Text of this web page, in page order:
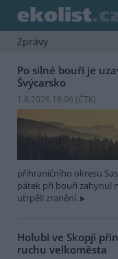
Zprávy
Po silné bouři je
Švýcarsko
1.8.2026 18:06 (ČTK)
příhraničního okresu
pátek při bouři zahynul
utrpěli zranění.
Holubi ve Skopji
ruchu velkoměsta